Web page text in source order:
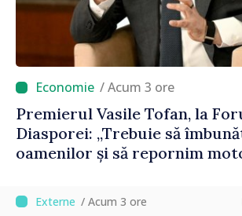
/ Acum 3 ore
Premierul Vasile Tofan, la
Diasporei: „Trebuie să
oamenilor și să repornim
/ Acum 3 ore